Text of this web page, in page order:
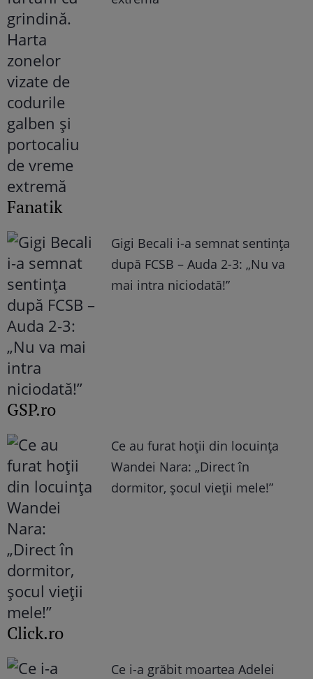
Fanatik
Gigi Becali i-a semnat sentința
după FCSB – Auda 2-3: „Nu va
mai intra niciodată!”
GSP.ro
Ce au furat hoții din locuința
Wandei Nara: „Direct în
dormitor, șocul vieții mele!”
Click.ro
Ce i-a grăbit moartea Adelei